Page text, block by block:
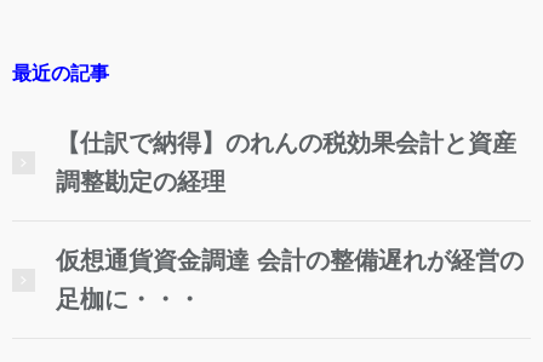
最近の記事
【仕訳で納得】のれんの税効果会計と資産
調整勘定の経理
仮想通貨資金調達 会計の整備遅れが経営の
足枷に・・・